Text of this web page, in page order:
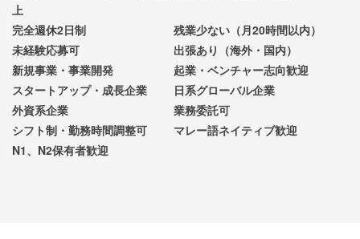
上
完全週休2日制
残業少ない（月20時間以内）
未経験応募可
出張あり（海外・国内）
新規事業・事業開発
起業・ベンチャー志向歓迎
スタートアップ・成長企業
日系グローバル企業
外資系企業
業務委託可
シフト制・勤務時間調整可
マレー語ネイティブ歓迎
N1、N2保有者歓迎